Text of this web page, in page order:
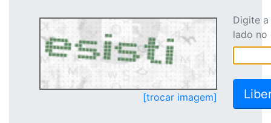
[trocar imagem]
Digite
lado no